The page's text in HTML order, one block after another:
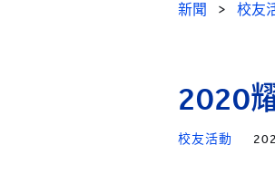
耀中北京亦莊
上海耀中
北京亦莊耀華
新聞 > 校友
2020
校友活動